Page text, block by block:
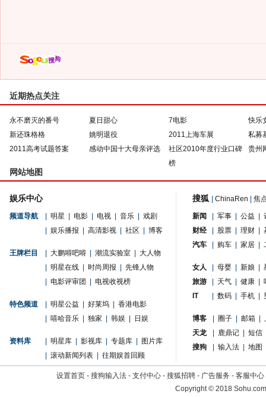
近期热点关注
永不磨灭的番号 夏日甜心 7电影
快乐
新还珠格格
姚明退役 2011上海车展
私募
2011高考试题答案
感动中国十大母亲评选
社区2010年度行业口碑
榜
贵州
网站地图
娱乐中心
频道导航 明星 电影 电视 音乐
戏剧
娱乐播报 高清影视 社区 博客
王牌栏目 大鹏嘚吧嘚 潮流实验室
大人物
明星在线 时尚周报
先锋人物
电影评审团 电视收视榜
特色频道 明星公益 好莱坞
香港电影
嘻哈音乐 独家 韩娱 日娱
资料库 明星库 影视库 专题库
图片库
滚动新闻列表 往期娱首回顾
搜狐 ChinaRen 焦
新闻 军事 公益
财经
股票 理财
汽车
购车 家居
女人 母婴 新娘
旅游
天气 健康
IT
数码 手机
博客 圈子 邮箱
天龙
鹿鼎记
短信
搜狗
输入法 地图
设置首页 - 搜狗输入法 - 支付中心 - 搜狐招聘 - 广告服务 - 客服中心
Copyright©2018